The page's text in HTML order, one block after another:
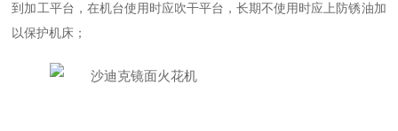
到加工平台，在机台使用时应吹干平台，长期不使用时应上防锈油加
以保护机床；